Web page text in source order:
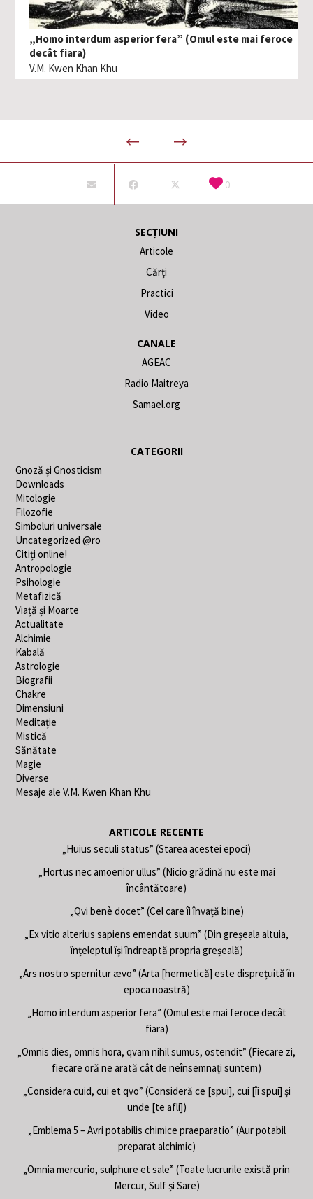
„Homo interdum asperior fera” (Omul este mai feroce
decât fiara)
V.M. Kwen Khan Khu
0
SECȚIUNI
Articole
Cărți
Practici
Video
CANALE
AGEAC
Radio Maitreya
Samael.org
CATEGORII
Gnoză și Gnosticism
Downloads
Mitologie
Filozofie
Simboluri universale
Uncategorized @ro
Citiți online!
Antropologie
Psihologie
Metafizică
Viață și Moarte
Actualitate
Alchimie
Kabală
Astrologie
Biografii
Chakre
Dimensiuni
Meditație
Mistică
Sănătate
Magie
Diverse
Mesaje ale V.M. Kwen Khan Khu
ARTICOLE RECENTE
„Huius seculi status” (Starea acestei epoci)
„Hortus nec amoenior ullus” (Nicio grădină nu este mai
încântătoare)
„Qvi benè docet” (Cel care îi învață bine)
„Ex vitio alterius sapiens emendat suum” (Din greșeala altuia,
înțeleptul își îndreaptă propria greșeală)
„Ars nostro spernitur ævo” (Arta [hermetică] este disprețuită în
epoca noastră)
„Homo interdum asperior fera” (Omul este mai feroce decât
fiara)
„Omnis dies, omnis hora, qvam nihil sumus, ostendit” (Fiecare zi,
fiecare oră ne arată cât de neînsemnați suntem)
„Considera cuid, cui et qvo” (Consideră ce [spui], cui [îi spui] și
unde [te afli])
„Emblema 5 – Avri potabilis chimice praeparatio” (Aur potabil
preparat alchimic)
„Omnia mercurio, sulphure et sale” (Toate lucrurile există prin
Mercur, Sulf și Sare)